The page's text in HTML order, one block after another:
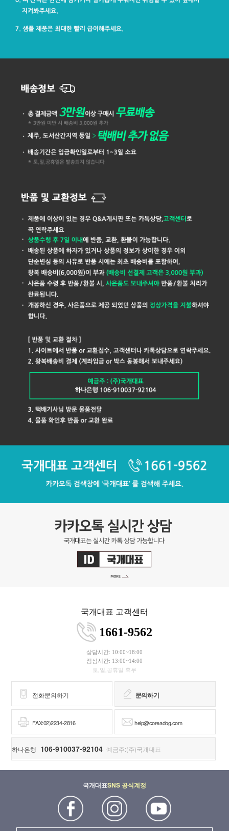
국개대표 고객센터
1661-9562
상담시간: 10:00~18:00
점심시간: 13:00~14:00
토,일,공휴일 휴무
전화문의하기 문의하기
FAX:02)2234-2816 help@coreadog.com
하나은행 106-910037-92104 예금주:(주)국개대표
국개대표SNS 공식계정